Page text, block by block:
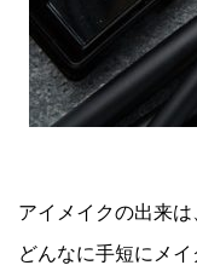
アイメイクの出来は
どんなに手短にメ